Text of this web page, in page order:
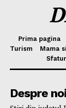
Prima pagina
Turism
Mama
Despre